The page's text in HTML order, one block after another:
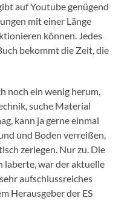
auf Youtube genügend
mit einer Länge
können. Jedes
bekommt die Zeit, die
noch ein wenig herum,
suche Material
kann ja gerne einmal
und Boden verreißen,
zerlegen. Nur zu. Die
laberte, war der aktuelle
aufschlussreiches
Herausgeber der ES